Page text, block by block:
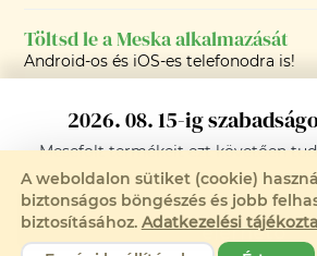
2026. 08. 15-ig
Mesefolttermékeit ezt követően
Értesítést kérek, ha a
elérhető
Töltsd le a Meska alkalmazását
Android-os és iOS-es telefonodra is!
©2008-2026 - MESKA.HU -
MINDEN JOG FENNTARTVA!
A weboldalon sütiket (cookie)
biztonságos böngészés és jobb
biztosításához. Adatkezelési